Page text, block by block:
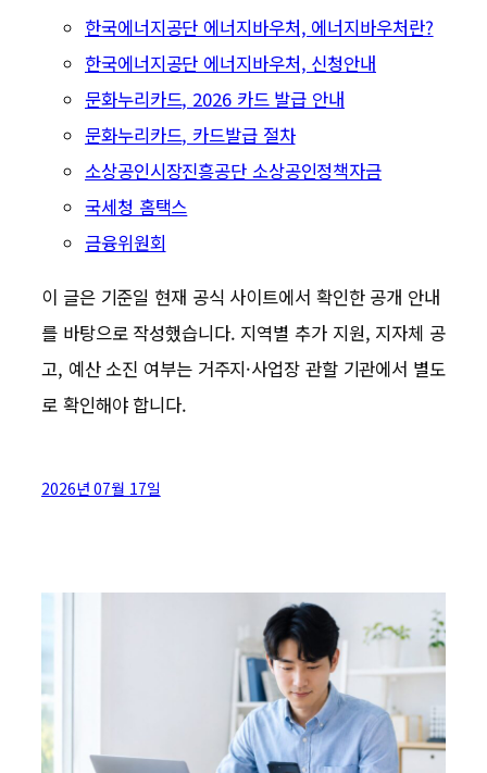
한국에너지공단 에너지바우처, 에너지바우처란?
한국에너지공단 에너지바우처, 신청안내
문화누리카드, 2026 카드 발급 안내
문화누리카드, 카드발급 절차
소상공인시장진흥공단 소상공인정책자금
국세청 홈택스
금융위원회
이 글은 기준일 현재 공식 사이트에서 확인한 공개 안내
를 바탕으로 작성했습니다. 지역별 추가 지원, 지자체 공
고, 예산 소진 여부는 거주지·사업장 관할 기관에서 별도
로 확인해야 합니다.
2026년 07월 17일